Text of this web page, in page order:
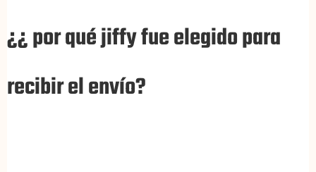
¿¿ por qué jiffy fue elegido para
recibir el envío?